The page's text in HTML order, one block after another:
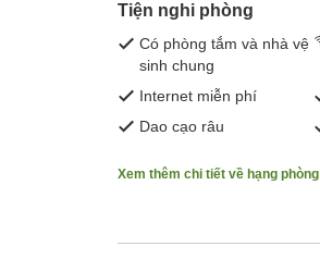
Tiện nghi phòng
Có phòng tắm và nhà vệ
sinh chung
Internet miễn phí
Dao cạo râu
Xem thêm chi tiết về hạng phòng